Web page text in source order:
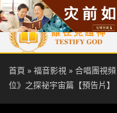
首頁 每日靈糧 天國福
首頁 » 福音影視 » 合唱團視頻
位》之探祕宇宙篇【預告片】